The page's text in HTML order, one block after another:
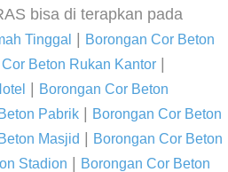
bisa di terapkan pada
Tinggal
Borongan Cor Beton
Beton Rukan Kantor
Borongan Cor Beton
Pabrik
Borongan Cor Beton
Masjid
Borongan Cor Beton
Stadion
Borongan Cor Beton